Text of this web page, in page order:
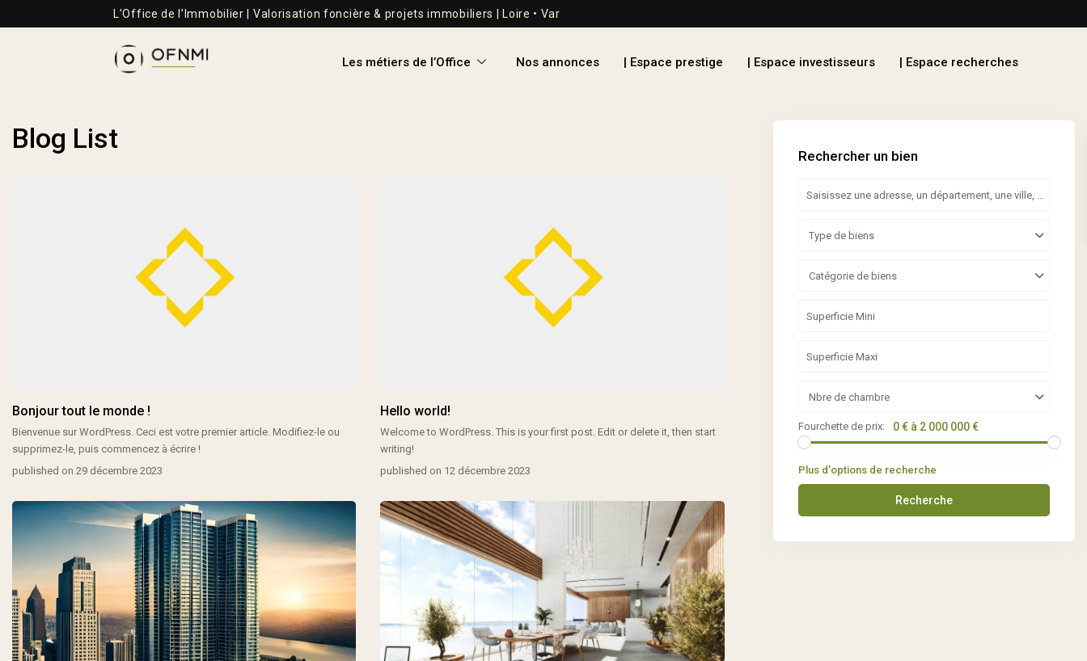
L’Office de l’Immobilier | Valorisation foncière & projets immobiliers | Loire • Var
Les métiers de l’Office Nos annonces | Espace prestige | Espace investisseurs | Espace recherches
Blog List
Bonjour tout le monde !
Bienvenue sur WordPress. Ceci est votre premier article. Modifiez-le ou
supprimez-le, puis commencez à écrire !
published on 29 décembre 2023
Hello world!
Welcome to WordPress. This is your first post. Edit or delete it, then start
writing!
published on 12 décembre 2023
Rechercher un bien
Type de biens
Catégorie de biens
Nbre de chambre
Fourchette de prix: 0 € à 2 000 000 €
Plus d'options de recherche
Recherche